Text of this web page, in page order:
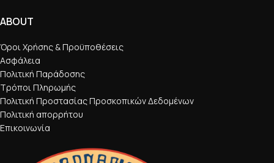
ABOUT
Όροι Χρήσης & Προϋποθέσεις
Ασφάλεια
Πολιτική Παράδοσης
Τρόποι Πληρωμής
Πολιτική Προστασίας Προσκοπικών Δεδομένων
Πολιτική απορρήτου
Επικοινωνία